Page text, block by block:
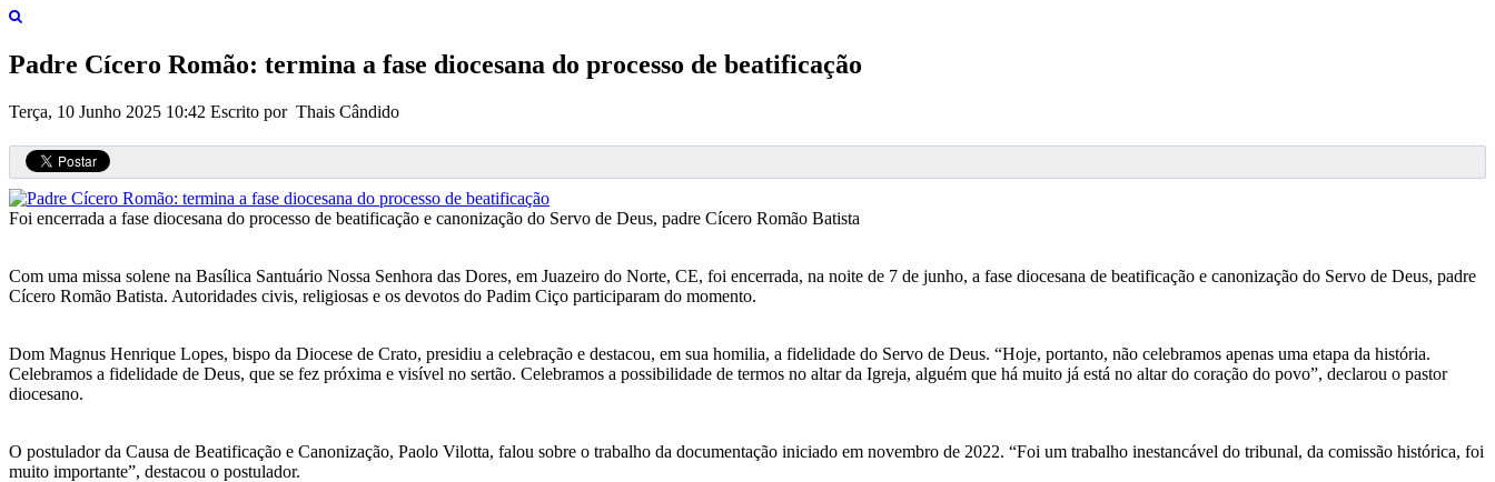
Padre Cícero Romão: termina a fase diocesana do processo de beatificação
Terça, 10 Junho 2025 10:42 Escrito por Thais Cândido
Foi encerrada a fase diocesana do processo de beatificação e canonização do Servo de Deus, padre Cícero Romão Batista
Com uma missa solene na Basílica Santuário Nossa Senhora das Dores, em Juazeiro do Norte, CE, foi encerrada, na noite de 7 de junho, a fase diocesana de beatificação e canonização do Servo de Deus, padre
Cícero Romão Batista. Autoridades civis, religiosas e os devotos do Padim Ciço participaram do momento.
Dom Magnus Henrique Lopes, bispo da Diocese de Crato, presidiu a celebração e destacou, em sua homilia, a fidelidade do Servo de Deus. “Hoje, portanto, não celebramos apenas uma etapa da história.
Celebramos a fidelidade de Deus, que se fez próxima e visível no sertão. Celebramos a possibilidade de termos no altar da Igreja, alguém que há muito já está no altar do coração do povo”, declarou o pastor
diocesano.
O postulador da Causa de Beatificação e Canonização, Paolo Vilotta, falou sobre o trabalho da documentação iniciado em novembro de 2022. “Foi um trabalho inestancável do tribunal, da comissão histórica, foi
muito importante”, destacou o postulador.